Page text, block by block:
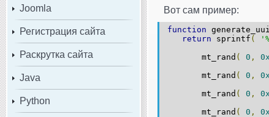
Joomla
Регистрация сайта
Раскрутка сайта
Java
Python
Вот сам пример:
function
return sprintf (
mt_rand ( 0 ,
mt_rand ( 0 ,
mt_rand ( 0 ,
mt_rand ( 0 ,